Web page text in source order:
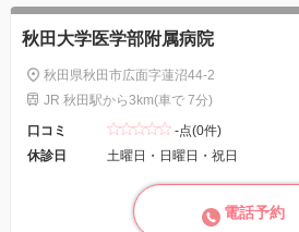
秋田大学医学部附属病院
秋田県秋田市広面字蓮沼44-2
JR 秋田駅から3km(車で 7分)
口コミ
-点(0件)
休診日
土曜日・日曜日・祝日
電話予約